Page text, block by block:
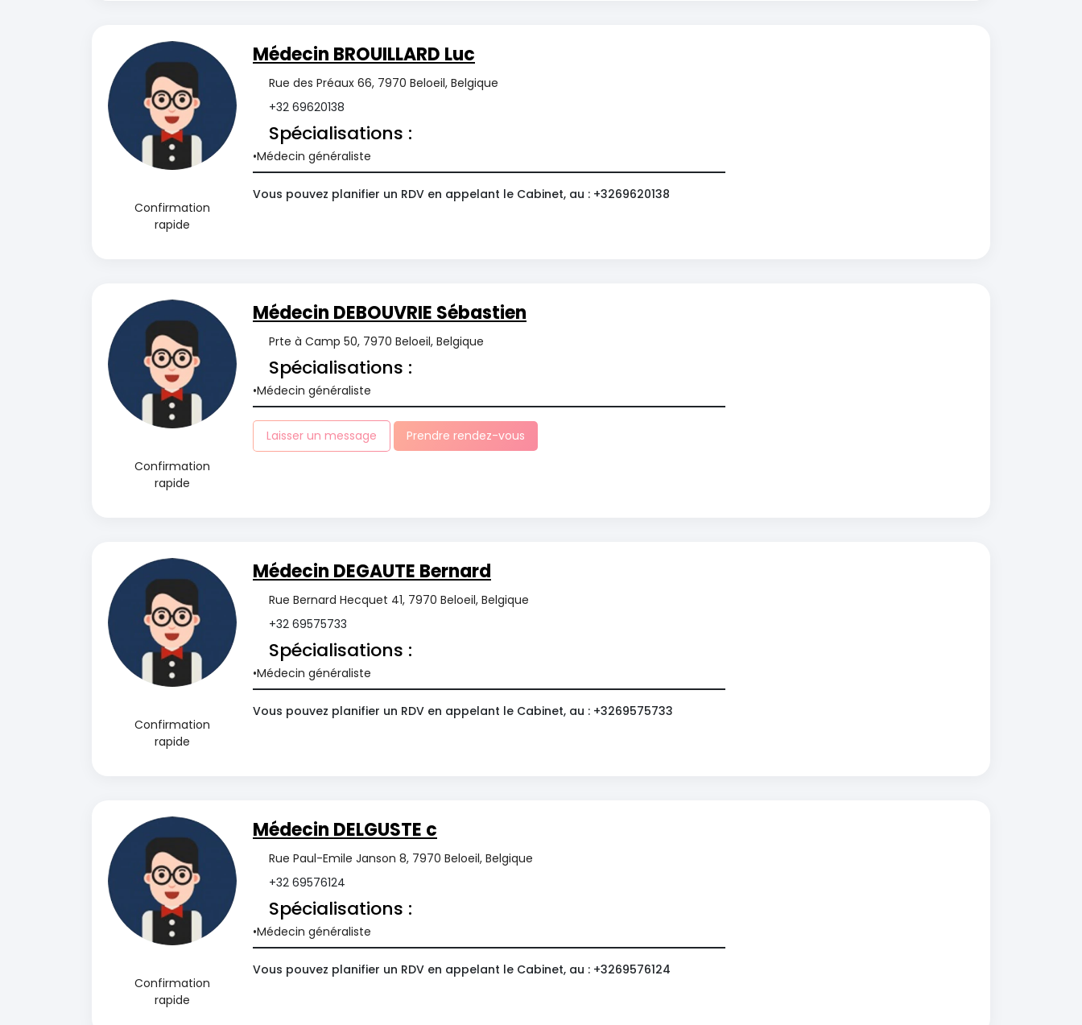
Confirmation
rapide
Médecin BROUILLARD Luc
Rue des Préaux 66, 7970 Beloeil, Belgique
+32 69620138
Spécialisations :
Médecin généraliste
Vous pouvez planifier un RDV en appelant le Cabinet, au : +3269620138
Confirmation
rapide
Médecin DEBOUVRIE Sébastien
Prte à Camp 50, 7970 Beloeil, Belgique
Spécialisations :
Médecin généraliste
Laisser un message Prendre rendez-vous
Confirmation
rapide
Médecin DEGAUTE Bernard
Rue Bernard Hecquet 41, 7970 Beloeil, Belgique
+32 69575733
Spécialisations :
Médecin généraliste
Vous pouvez planifier un RDV en appelant le Cabinet, au : +3269575733
Confirmation
rapide
Médecin DELGUSTE c
Rue Paul-Emile Janson 8, 7970 Beloeil, Belgique
+32 69576124
Spécialisations :
Médecin généraliste
Vous pouvez planifier un RDV en appelant le Cabinet, au : +3269576124